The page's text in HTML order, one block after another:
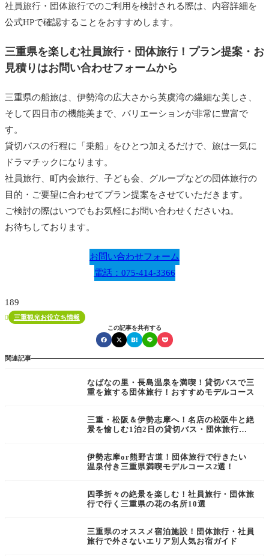
社員旅行・団体旅行でのご利用を検討される際は、内容詳細を
公式HPで確認することをおすすめします。
三重県を楽しむ社員旅行・団体旅行！プラン提案・お
見積りはお問い合わせフォームから
三重県の船旅は、伊勢湾の広大さから英虞湾の繊細な美しさ、
そして四日市の機能美まで、バリエーションが非常に豊富で
す。
貸切バスの行程に「乗船」をひとつ加えるだけで、旅は一気に
ドラマチックになります。
社員旅行、町内会旅行、子ども会、グループなどの団体旅行の
目的・ご要望に合わせてプラン提案をさせていただきます。
ご検討の際はいつでもお気軽にお問い合わせくださいね。
お待ちしております。
お問い合わせフォーム
電話：075-414-3366
189
 三重観光お役立ち情報
この記事を共有する
関連記事
なばなの里・長島温泉を満喫！貸切バスで三
重を旅する団体旅行！おすすめモデルコース
三重・松阪＆伊勢志摩へ！名店の松阪牛と絶
景を愉しむ1泊2日の貸切バス・団体旅行モ
伊勢志摩or熊野古道！団体旅行で行きたい
温泉付き三重県満喫モデルコース2選！
四季折々の絶景を楽しむ！社員旅行・団体旅
行で行く三重県の花の名所10選
三重県のオススメ宿泊施設！団体旅行・社員
旅行で外さないエリア別人気お宿ガイド